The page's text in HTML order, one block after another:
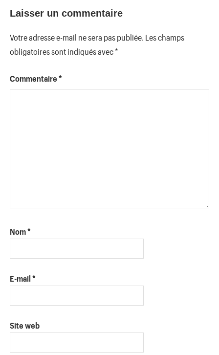
Laisser un commentaire
Votre adresse e-mail ne sera pas publiée. Les champs
obligatoires sont indiqués avec*
Commentaire *
Nom*
E-mail *
Site web